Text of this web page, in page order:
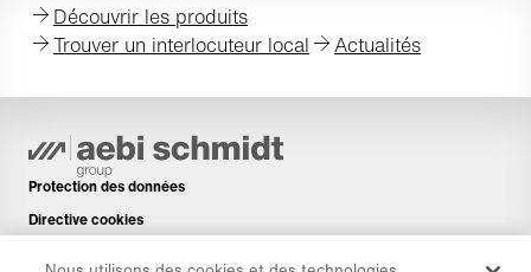
market.
Découvrir les produits
Trouver un interlocuteur local
Actualités
Protection des données
Directive cookies